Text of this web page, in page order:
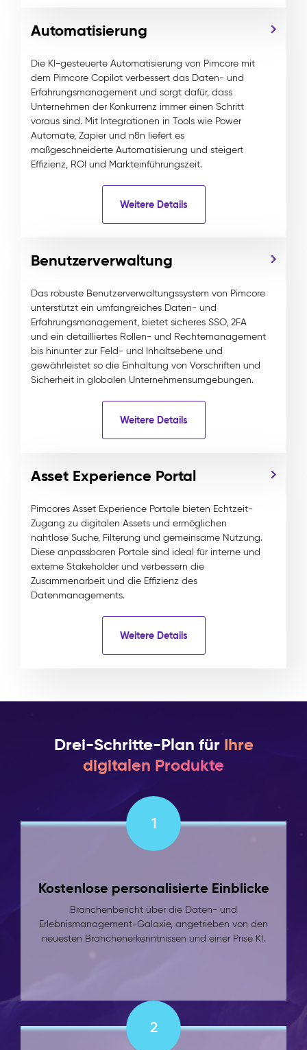
Automatisierung
Die KI-gesteuerte Automatisierung von Pimcore mit
dem Pimcore Copilot verbessert das Daten- und
Erfahrungsmanagement und sorgt dafür, dass
Unternehmen der Konkurrenz immer einen Schritt
voraus sind. Mit Integrationen in Tools wie Power
Automate, Zapier und n8n liefert es
maßgeschneiderte Automatisierung und steigert
Effizienz, ROI und Markteinführungszeit.
Weitere Details
Benutzerverwaltung
Das robuste Benutzerverwaltungssystem von Pimcore
unterstützt ein umfangreiches Daten- und
Erfahrungsmanagement, bietet sicheres SSO, 2FA
und ein detailliertes Rollen- und Rechtemanagement
bis hinunter zur Feld- und Inhaltsebene und
gewährleistet so die Einhaltung von Vorschriften und
Sicherheit in globalen Unternehmensumgebungen.
Weitere Details
Asset Experience Portal
Pimcores Asset Experience Portale bieten Echtzeit-
Zugang zu digitalen Assets und ermöglichen
nahtlose Suche, Filterung und gemeinsame Nutzung.
Diese anpassbaren Portale sind ideal für interne und
externe Stakeholder und verbessern die
Zusammenarbeit und die Effizienz des
Datenmanagements.
Weitere Details
Drei-Schritte-Plan für Ihre
digitalen Produkte
1
Kostenlose personalisierte Einblicke
Branchenbericht über die Daten- und
Erlebnismanagement-Galaxie, angetrieben von den
neuesten Branchenerkenntnissen und einer Prise KI.
2